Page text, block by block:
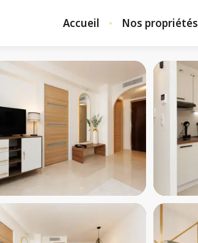
Accueil Nos propriétés